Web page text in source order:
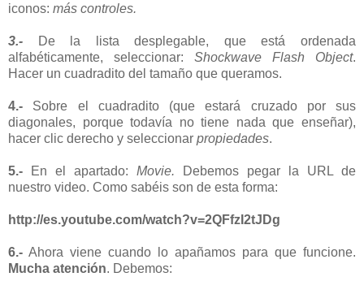
iconos: más controles.
3.- De la listadesplegable, que está ordenada
alfabéticamente, seleccionar: Shockwave Flash Object.
Hacer un cuadradito del tamaño que queramos.
4.- Sobre el cuadradito (que estará cruzado por sus
diagonales, porque todavía no tiene nada que enseñar),
hacer clic derecho y seleccionar propiedades.
5.- En el apartado: Movie. Debemos pegar la URL de
nuestro video. Como sabéis son de esta forma:
http://es.youtube.com/watch?v=2QFfzI2tJDg
6.- Ahora viene cuando lo apañamos para que funcione.
Mucha atención. Debemos: